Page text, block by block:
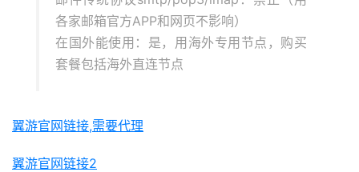
各家邮箱官方APP和网页不影响）
在国外能使用：是，用海外专用节点，购买
套餐包括海外直连节点
翼游官网链接,需要代理
翼游官网链接2